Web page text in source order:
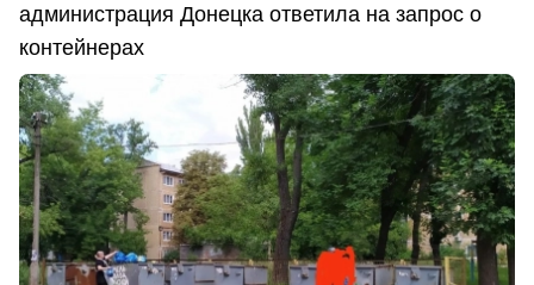
администрация Донецка ответила на запрос о
контейнерах